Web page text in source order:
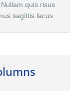
quis risus
sagittis lacus